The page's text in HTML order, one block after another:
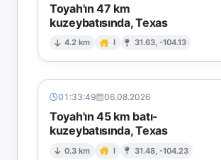
Toyah'ın 47 km
kuzeybatısında, Texas
4.2 km I 31.63, -104.13
01:33:49 06.08.2026
Toyah'ın 45 km batı-
kuzeybatısında, Texas
0.3 km I 31.48, -104.23